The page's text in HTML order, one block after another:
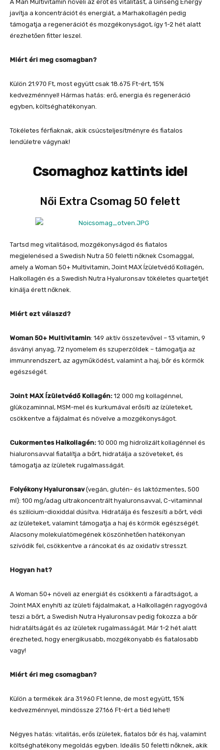
A Man Multivitamin növeli az erőt és vitalitást, a Ginseng Energy
javítja a koncentrációt és energiát, a Marhakollagén pedig
támogatja a regenerációt és mozgékonyságot, így 1-2 hét alatt
érezhetően fitter leszel.
Miért éri meg csomagban?
Külön 21.970 Ft, most együtt csak 18.675 Ft-ért, 15%
kedvezménnyel! Hármas hatás: erő, energia és regeneráció
egyben, költséghatékonyan.
Tökéletes férfiaknak, akik csúcsteljesítményre és fiatalos
lendületre vágynak!
Csomaghoz kattints ide!
Női Extra Csomag 50 felett
Tartsd meg vitalitásod, mozgékonyságod és fiatalos
megjelenésed a Swedish Nutra 50 feletti nőknek Csomaggal,
amely a Woman 50+ Multivitamin, Joint MAX Ízületvédő Kollagén,
Halkollagén és a Swedish Nutra Hyaluronsav tökéletes quartetjét
kínálja érett nőknek.
Miért ezt válaszd?
Woman 50+ Multivitamin: 149 aktív összetevővel – 13 vitamin, 9
ásványi anyag, 72 nyomelem és szuperzöldek – támogatja az
immunrendszert, az agyműködést, valamint a haj, bőr és körmök
egészségét.
Joint MAX Ízületvédő Kollagén: 12 000 mg kollagénnel,
glükozaminnal, MSM-mel és kurkumával erősíti az ízületeket,
csökkentve a fájdalmat és növelve a mozgékonyságot.
Cukormentes Halkollagén: 10 000 mg hidrolizált kollagénnel és
hialuronsavval fiatalítja a bőrt, hidratálja a szöveteket, és
támogatja az ízületek rugalmasságát.
Folyékony Hyaluronsav(vegán, glutén- és laktózmentes, 500
ml): 100 mg/adag ultrakoncentrált hyaluronsavval, C-vitaminnal
és szilícium-dioxiddal dúsítva. Hidratálja és feszesíti a bőrt, védi
az ízületeket, valamint támogatja a haj és körmök egészségét.
Alacsony molekulatömegének köszönhetően hatékonyan
szívódik fel, csökkentve a ráncokat és az oxidatív stresszt.
Hogyan hat?
A Woman 50+ növeli az energiát és csökkenti a fáradtságot, a
Joint MAX enyhíti az ízületi fájdalmakat, a Halkollagén ragyogóvá
teszi a bőrt, a Swedish Nutra Hyaluronsav pedig fokozza a bőr
hidratáltságát és az ízületek rugalmasságát. Már 1-2 hét alatt
érezheted, hogy energikusabb, mozgékonyabb és fiatalosabb
vagy!
Miért éri meg csomagban?
Külön a termékek ára 31.960 Ft lenne, de most együtt, 15%
kedvezménnyel, mindössze 27.166 Ft-ért a tiéd lehet!
Négyes hatás: vitalitás, erős ízületek, fiatalos bőr és haj, valamint
költséghatékony megoldás egyben. Ideális 50 feletti nőknek, akik